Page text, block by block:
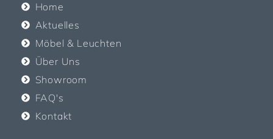
Home
Aktuelles
Möbel & Leuchten
Über Uns
Showroom
FAQ's
Kontakt